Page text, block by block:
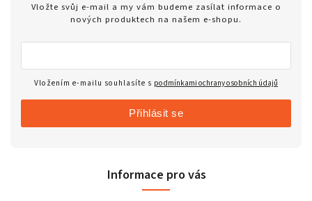
Vložte svůj e-mail a my vám budeme zasílat informace o
nových produktech na našem e-shopu.
Vložením e-mailu souhlasíte s podmínkami ochrany osobních údajů
Přihlásit se
Informace pro vás